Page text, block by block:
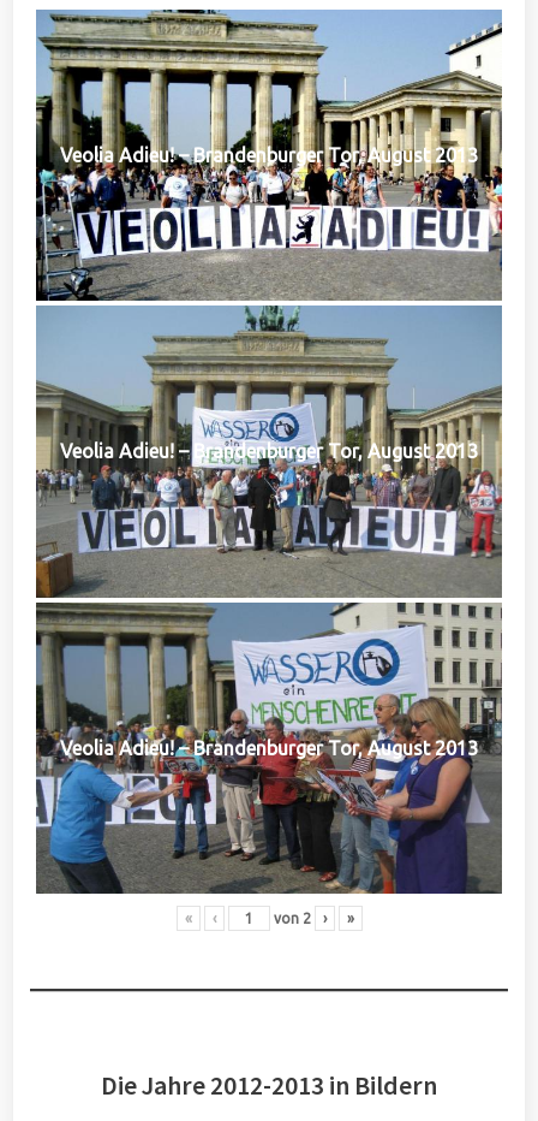
Veolia Adieu! – Brandenburger Tor, August 2013
Veolia Adieu! – Brandenburger Tor, August 2013
Veolia Adieu! – Brandenburger Tor, August 2013
« ‹ von 2 › »
Die Jahre 2012-2013 in Bildern